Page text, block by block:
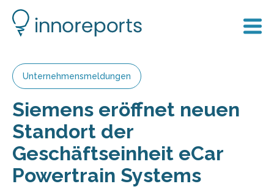
Unternehmensmeldungen
Siemens eröffnet neuen
Standort der
Geschäftseinheit eCar
Powertrain Systems